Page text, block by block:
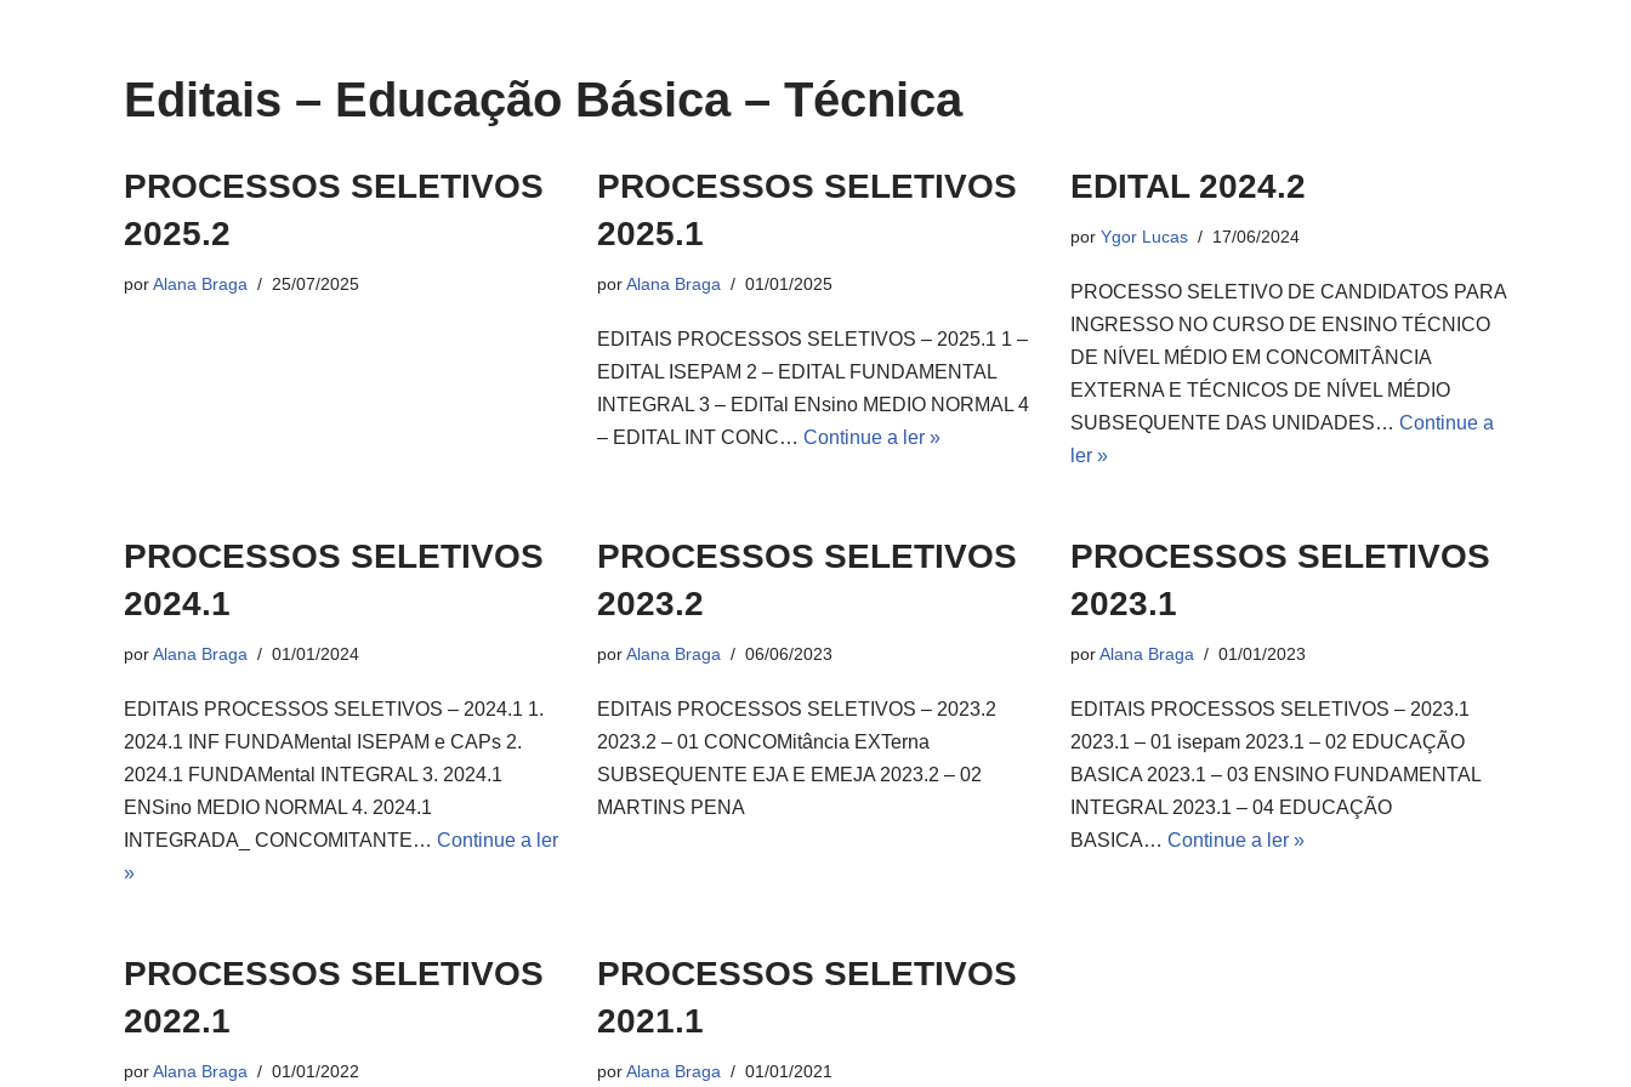
Editais – Educação Básica – Técnica
PROCESSOS SELETIVOS
2025.2
porAlana Braga 25/07/2025
PROCESSOS SELETIVOS
2025.1
porAlana Braga 01/01/2025
EDITAIS PROCESSOS SELETIVOS – 2025.1 1 –
EDITAL ISEPAM 2 – EDITAL FUNDAMENTAL
INTEGRAL 3 – EDITal ENsino MEDIO NORMAL 4
– EDITAL INT CONC… Continue a ler »
EDITAL 2024.2
por Ygor Lucas 17/06/2024
PROCESSO SELETIVO DE CANDIDATOS PARA
INGRESSO NO CURSO DE ENSINO TÉCNICO
DE NÍVEL MÉDIO EM CONCOMITÂNCIA
EXTERNA E TÉCNICOS DE NÍVEL MÉDIO
SUBSEQUENTE DAS UNIDADES… Continue a
ler »
PROCESSOS SELETIVOS
2024.1
porAlana Braga 01/01/2024
EDITAIS PROCESSOS SELETIVOS – 2024.1 1.
2024.1 INF FUNDAMental ISEPAM e CAPs 2.
2024.1 FUNDAMental INTEGRAL 3. 2024.1
ENSino MEDIO NORMAL 4. 2024.1
INTEGRADA_ CONCOMITANTE… Continue a ler
»
PROCESSOS SELETIVOS
2023.2
porAlana Braga 06/06/2023
EDITAIS PROCESSOS SELETIVOS – 2023.2
2023.2 – 01 CONCOMitância EXTerna
SUBSEQUENTE EJA E EMEJA 2023.2 – 02
MARTINS PENA
PROCESSOS SELETIVOS
2023.1
porAlana Braga 01/01/2023
EDITAIS PROCESSOS SELETIVOS – 2023.1
2023.1 – 01 isepam 2023.1 – 02 EDUCAÇÃO
BASICA 2023.1 – 03 ENSINO FUNDAMENTAL
INTEGRAL 2023.1 – 04 EDUCAÇÃO
BASICA… Continue a ler »
PROCESSOS SELETIVOS
2022.1
porAlana Braga 01/01/2022
PROCESSOS SELETIVOS
2021.1
porAlana Braga 01/01/2021